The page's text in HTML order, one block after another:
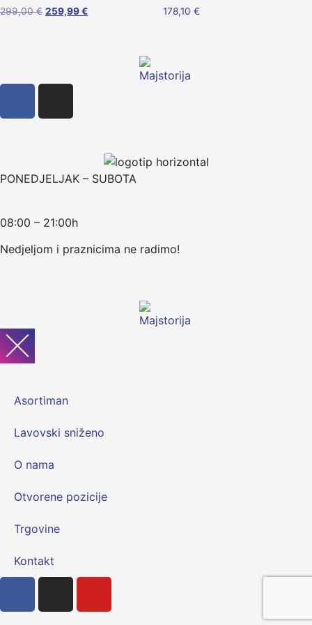
299,00€ 259,99€ 178,10 €
PONEDJELJAK – SUBOTA
08:00 – 21:00h
Nedjeljom i praznicima ne radimo!
Asortiman
Lavovski sniženo
O nama
Otvorene pozicije
Trgovine
Kontakt